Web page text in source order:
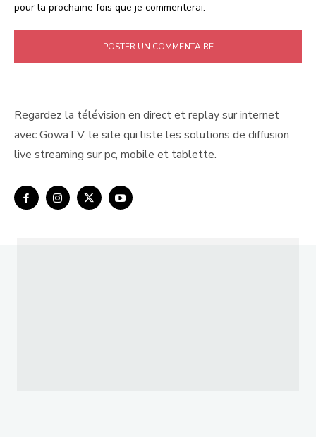
pour la prochaine fois que je commenterai.
Regardez la télévision en direct et replay sur internet
avec GowaTV, le site qui liste les solutions de diffusion
live streaming sur pc, mobile et tablette.